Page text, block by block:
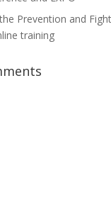
Prevention and
training